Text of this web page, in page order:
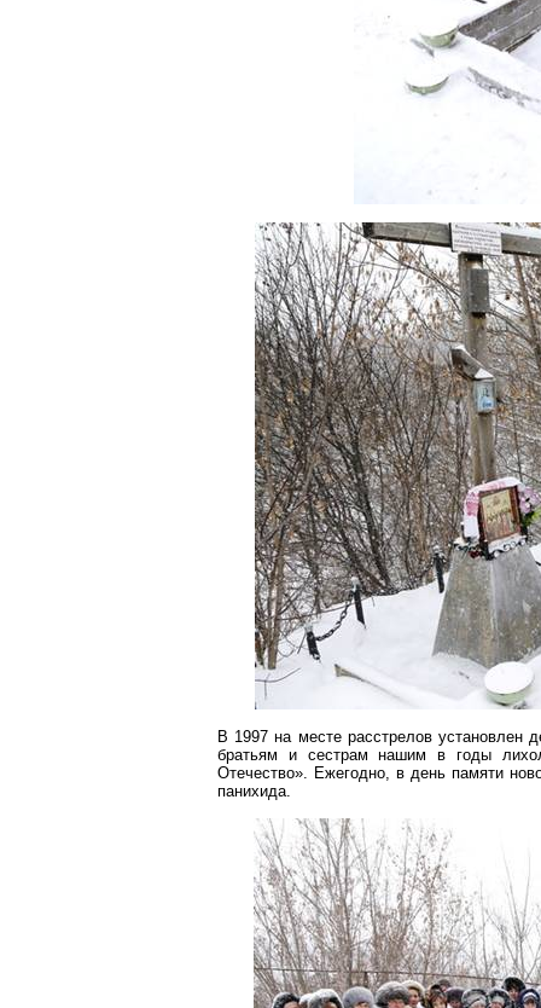
В 1997 на месте расстрелов установлен
братьям и сестрам нашим в годы
Отечество». Ежегодно, в день памяти
панихида.